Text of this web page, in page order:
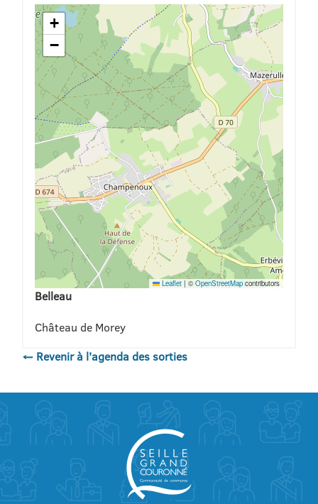
+
−
Leaflet | ©OpenStreetMap contributors
Belleau
Château de Morey
← Revenir à l'agenda des sorties